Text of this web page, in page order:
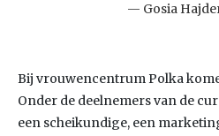
Gosia
Bij vrouwencentrum Polka
Onder de deelnemers van de
een scheikundige, een